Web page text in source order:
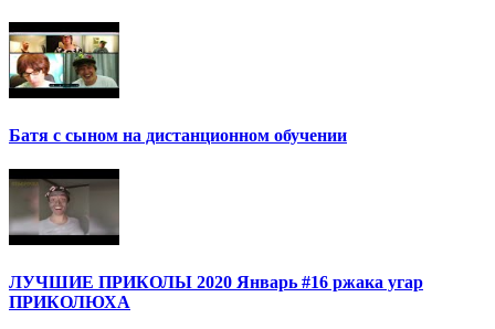
Батя с сыном на дистанционном обучении
ЛУЧШИЕ ПРИКОЛЫ 2020 Январь #16 ржака угар
ПРИКОЛЮХА